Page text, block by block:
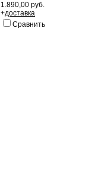
1.890,00 руб.
+доставка
Сравнить